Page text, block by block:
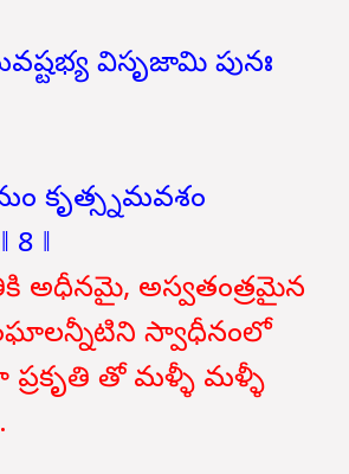
విసృజామి పునః
కృత్స్నమవశం
8 ‖
అధీనమై, అస్వతంత్రమైన
స్వాధీనంలో
ప్రకృతి తో మళ్ళీ మళ్ళీ